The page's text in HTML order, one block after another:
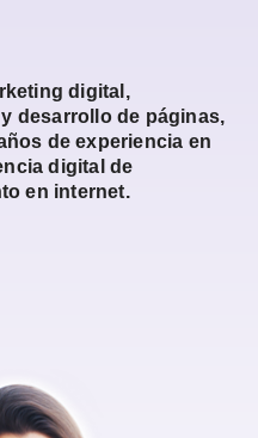
digital,
desarrollo de páginas,
de experiencia en
digital de
en internet.